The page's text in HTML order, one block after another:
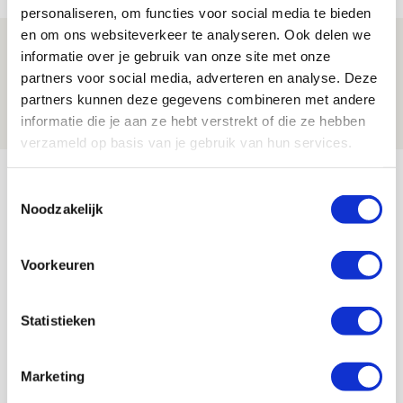
personaliseren, om functies voor social media te bieden
en om ons websiteverkeer te analyseren. Ook delen we
informatie over je gebruik van onze site met onze
partners voor social media, adverteren en analyse. Deze
partners kunnen deze gegevens combineren met andere
informatie die je aan ze hebt verstrekt of die ze hebben
verzameld op basis van je gebruik van hun services.
Noodzakelijk
Voorkeuren
Statistieken
Marketing
Spelen bij Jong Ajax of Ajax 1? Dat
maakt Abdalla ‘geen reet’ uit
08 AUGUSTUS 2026 - 10:04
NIEUWS
Bekijk meer
AGENDA
23
Selectiedag ballenjongens/-meiden